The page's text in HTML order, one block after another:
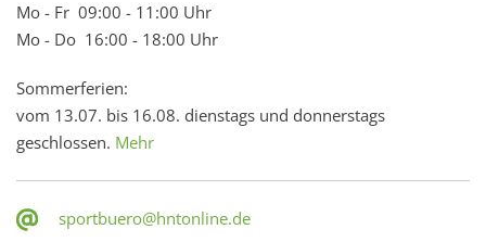
Mo - Fr 09:00 - 11:00 Uhr
Mo - Do 16:00 - 18:00 Uhr
Sommerferien:
vom 13.07. bis 16.08. dienstags und donnerstags
geschlossen. Mehr
sportbuero@hntonline.de